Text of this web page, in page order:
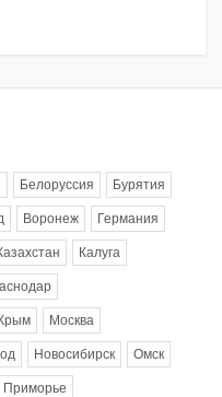
Белоруссия Бурятия
Воронеж Германия
Калуга
Москва
Новосибирск Омск
Приморье